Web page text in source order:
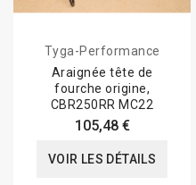
Tyga-Performance
Araignée tête de
fourche origine,
CBR250RR MC22
105,48 €
VOIR LES DÉTAILS